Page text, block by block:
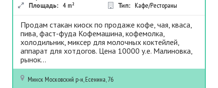
Площадь: 4 m² Тип: Кафе/Рестораны
Продам стакан киоск по продаже кофе, чая, кваса,
пива, фаст-фуда Кофемашина, кофемолка,
холодильник, миксер для молочных коктейлей,
аппарат для хотдогов. Цена 10000 у.е. Малиновка,
рынок...
Минск Московский р-н, Есенина, 76